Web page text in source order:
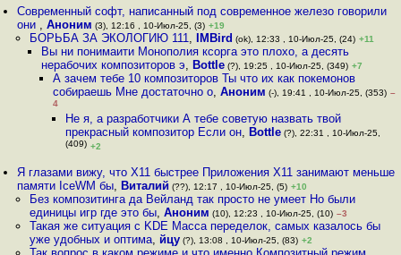
Современный софт, написанный под современное железо говорили
они ,Аноним (3), 12:16 , 10-Июл-25, (3) +19
БОРЬБА ЗА ЭКОЛОГИЮ 111, IMBird (ok), 12:33 , 10-Июл-25, (24) +11
Вы ни понимаити Монополия ксорга это плохо, а десять
нерабочих композиторов э, Bottle(?), 19:25 , 10-Июл-25, (349) +7
А зачем тебе 10 композиторов Ты что их как покемонов
собираешь Мне достаточно о,Аноним (-), 19:41 , 10-Июл-25, (353) –
4
Не я, а разработчики А тебе советую назвать твой
прекрасный композитор Если он, Bottle(?), 22:31 , 10-Июл-25,
(409) +2
Я глазами вижу, что X11 быстрее Приложения X11 занимают меньше
памяти IceWM бы, Виталий (??), 12:17 , 10-Июл-25, (5) +10
Без композитинга да Вейланд так просто не умеет Но были
единицы игр где это бы, Аноним (10), 12:23 , 10-Июл-25, (10) –3
Такая же ситуация с KDE Масса переделок, самых казалось бы
уже удобных и оптима, йцу(?), 13:08 , 10-Июл-25, (83) +2